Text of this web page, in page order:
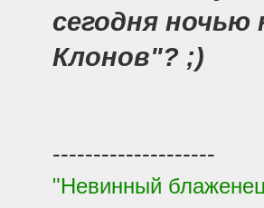
сегодня
Клонов"? ;)
--------------------
"Невинный